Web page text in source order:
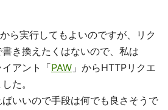
ら実行してもよいのですが、リク
き換えたくはないので、私は
アント「PAW 」からHTTPリクエ
た。
いいので手段は何でも良さそうで